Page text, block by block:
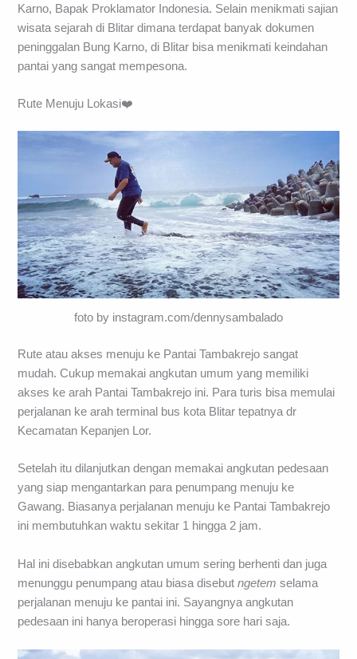
Karno, Bapak Proklamator Indonesia. Selain menikmati sajian
wisata sejarah di Blitar dimana terdapat banyak dokumen
peninggalan Bung Karno, di Blitar bisa menikmati keindahan
pantai yang sangat mempesona.
Rute Menuju Lokasi❤️
foto by instagram.com/dennysambalado
Rute atau akses menuju ke Pantai Tambakrejo sangat
mudah. Cukup memakai angkutan umum yang memiliki
akses ke arah Pantai Tambakrejo ini. Para turis bisa memulai
perjalanan ke arah terminal bus kota Blitar tepatnya dr
Kecamatan Kepanjen Lor.
Setelah itu dilanjutkan dengan memakai angkutan pedesaan
yang siap mengantarkan para penumpang menuju ke
Gawang. Biasanya perjalanan menuju ke Pantai Tambakrejo
ini membutuhkan waktu sekitar 1 hingga 2 jam.
Hal ini disebabkan angkutan umum sering berhenti dan juga
menunggu penumpang atau biasa disebutngetemselama
perjalanan menuju ke pantai ini. Sayangnya angkutan
pedesaan ini hanya beroperasi hingga sore hari saja.